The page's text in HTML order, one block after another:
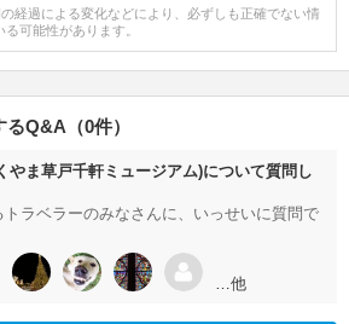
経過による変化などにより、必ずしも正確でない情
可能性があります。
Q&A（0件）
やま草戸千軒ミュージアム)について質問し
ラベラーのみなさんに、いっせいに質問で
…他